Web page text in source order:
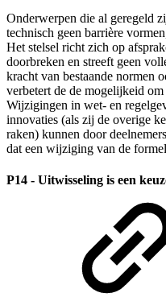
Onderwerpen die al geregeld
technisch geen barrière
Het stelsel richt zich op
doorbreken en streeft geen
kracht van bestaande normen
verbetert de de mogelijkeid
Wijzigingen in wet- en
innovaties (als zij de overige
raken) kunnen door
dat een wijziging van de
P14 - Uitwisseling is een